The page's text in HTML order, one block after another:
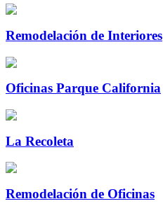
Remodelación de Interiores
Oficinas Parque California
La Recoleta
Remodelación de Oficinas